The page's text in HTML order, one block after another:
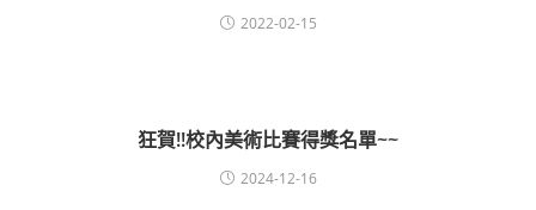
2022-02-15
狂賀!!校內美術比賽得獎名單~~
2024-12-16